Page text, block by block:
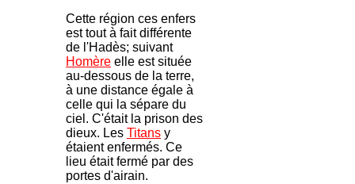
Cette région ces enfers
est tout à fait différente
de l'Hadès; suivant
Homère elle est située
au-dessous de la terre,
à une distance égale à
celle qui la sépare du
ciel. C'était la prison des
dieux. Les Titans y
étaient enfermés. Ce
lieu était fermé par des
portes d'airain.